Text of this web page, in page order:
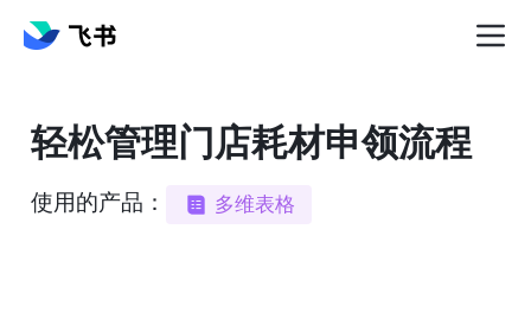
轻松管理门店耗材申领流程
使用的产品： 多维表格